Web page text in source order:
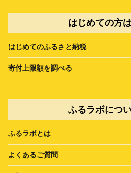
はじめての方
はじめてのふるさと納税
寄付上限額を調べる
ふるラボにつ
ふるラボとは
よくあるご質問